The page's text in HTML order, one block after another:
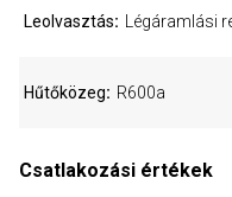
Leolvasztás Légáramlási
Hűtőközeg R600a
Csatlakozási értékek